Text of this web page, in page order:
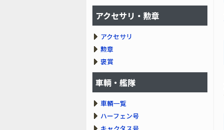
アクセサリ・勲章
アクセサリ
勲章
褒賞
車輌・艦隊
車輌一覧
ハーフェン号